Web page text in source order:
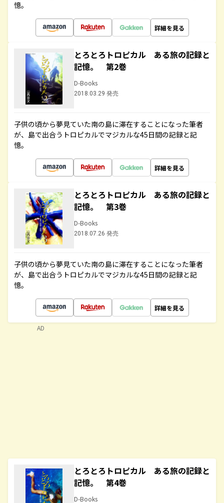
憶。
詳細を見る
とろとろトロピカル ある旅の記録と
記憶。 第2巻
D-Books
2018.03.29 発売
子供の頃から夢見ていた南の島に滞在することになった筆者
が、島で出合うトロピカルでマジカルな45日間の記録と記
憶。
詳細を見る
とろとろトロピカル ある旅の記録と
記憶。 第3巻
D-Books
2018.07.26 発売
子供の頃から夢見ていた南の島に滞在することになった筆者
が、島で出合うトロピカルでマジカルな45日間の記録と記
憶。
詳細を見る
とろとろトロピカル ある旅の記録と
記憶。 第4巻
D-Books
AD